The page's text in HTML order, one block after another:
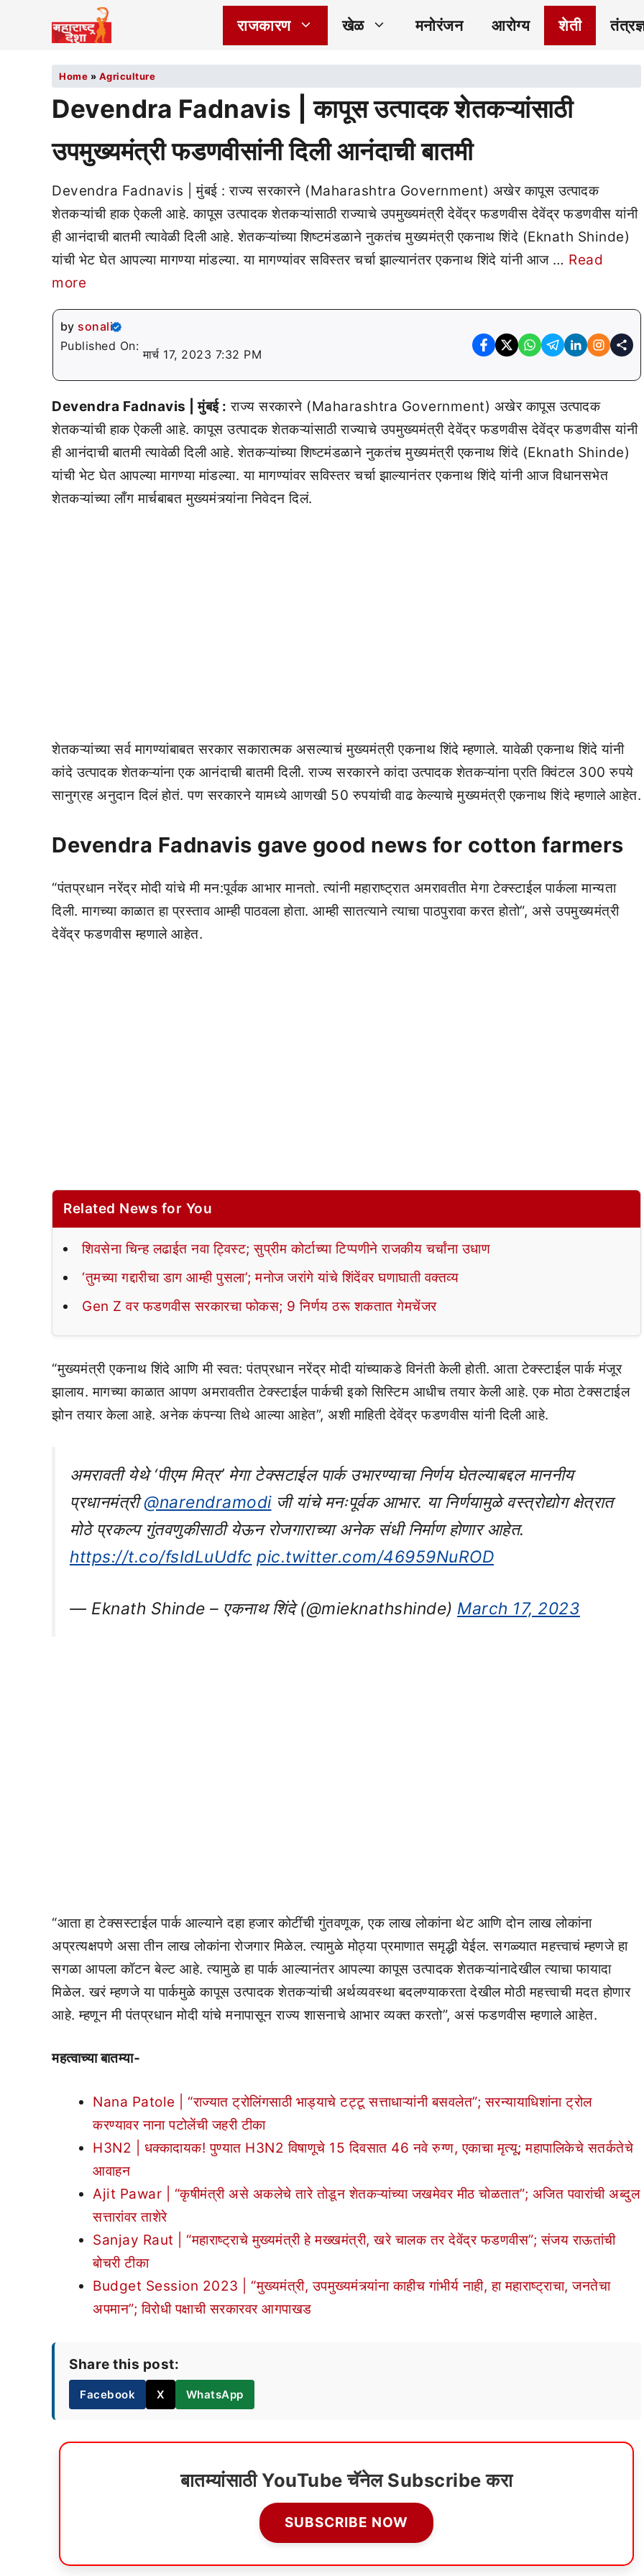
राजकारण खेळ मनोरंजन आरोग्य शेती
Home » Agriculture
Devendra Fadnavis | कापूस उत्पादक शेतकऱ्यांसाठी
उपमुख्यमंत्री फडणवीसांनी दिली आनंदाची बातमी
Devendra Fadnavis | मुंबई : राज्य सरकारने (Maharashtra Government) अखेर कापूस उत्पादक
शेतकऱ्यांची हाक ऐकली आहे. कापूस उत्पादक शेतकऱ्यांसाठी राज्याचे उपमुख्यमंत्री देवेंद्र फडणवीस देवेंद्र फडणवीस यांनी
ही आनंदाची बातमी त्यावेळी दिली आहे. शेतकऱ्यांच्या शिष्टमंडळाने नुकतंच मुख्यमंत्री एकनाथ शिंदे (Eknath Shinde)
यांची भेट घेत आपल्या मागण्या मांडल्या. या मागण्यांवर सविस्तर चर्चा झाल्यानंतर एकनाथ शिंदे यांनी आज … Read
more
by sonali
Published On:
मार्च 17, 2023 7:32 PM
Devendra Fadnavis | मुंबई : राज्य सरकारने (Maharashtra Government) अखेर कापूस उत्पादक
शेतकऱ्यांची हाक ऐकली आहे. कापूस उत्पादक शेतकऱ्यांसाठी राज्याचे उपमुख्यमंत्री देवेंद्र फडणवीस देवेंद्र फडणवीस यांनी
ही आनंदाची बातमी त्यावेळी दिली आहे. शेतकऱ्यांच्या शिष्टमंडळाने नुकतंच मुख्यमंत्री एकनाथ शिंदे (Eknath Shinde)
यांची भेट घेत आपल्या मागण्या मांडल्या. या मागण्यांवर सविस्तर चर्चा झाल्यानंतर एकनाथ शिंदे यांनी आज विधानसभेत
शेतकऱ्यांच्या लाँग मार्चबाबत मुख्यमंत्र्यांना निवेदन दिलं.
शेतकऱ्यांच्या सर्व मागण्यांबाबत सरकार सकारात्मक असल्याचं मुख्यमंत्री एकनाथ शिंदे म्हणाले. यावेळी एकनाथ शिंदे यांनी
कांदे उत्पादक शेतकऱ्यांना एक आनंदाची बातमी दिली. राज्य सरकारने कांदा उत्पादक शेतकऱ्यांना प्रति क्विंटल 300 रुपये
सानुग्रह अनुदान दिलं होतं. पण सरकारने यामध्ये आणखी 50 रुपयांची वाढ केल्याचे मुख्यमंत्री एकनाथ शिंदे म्हणाले आहेत.
Devendra Fadnavis gave good news for cotton farmers
“पंतप्रधान नरेंद्र मोदी यांचे मी मन:पूर्वक आभार मानतो. त्यांनी महाराष्ट्रात अमरावतीत मेगा टेक्स्टाईल पार्कला मान्यता
दिली. मागच्या काळात हा प्रस्ताव आम्ही पाठवला होता. आम्ही सातत्याने त्याचा पाठपुरावा करत होतो”, असे उपमुख्यमंत्री
देवेंद्र फडणवीस म्हणाले आहेत.
Related News for You
शिवसेना चिन्ह लढाईत नवा ट्विस्ट; सुप्रीम कोर्टाच्या टिप्पणीने राजकीय चर्चांना उधाण
‘तुमच्या गद्दारीचा डाग आम्ही पुसला’; मनोज जरांगे यांचे शिंदेंवर घणाघाती वक्तव्य
Gen Z वर फडणवीस सरकारचा फोकस; 9 निर्णय ठरू शकतात गेमचेंजर
“मुख्यमंत्री एकनाथ शिंदे आणि मी स्वत: पंतप्रधान नरेंद्र मोदी यांच्याकडे विनंती केली होती. आता टेक्स्टाईल पार्क मंजूर
झालाय. मागच्या काळात आपण अमरावतीत टेक्स्टाईल पार्कची इको सिस्टिम आधीच तयार केली आहे. एक मोठा टेक्सटाईल
झोन तयार केला आहे. अनेक कंपन्या तिथे आल्या आहेत”, अशी माहिती देवेंद्र फडणवीस यांनी दिली आहे.
अमरावती येथे ‘पीएम मित्र’ मेगा टेक्सटाईल पार्क उभारण्याचा निर्णय घेतल्याबद्दल माननीय
प्रधानमंत्री@narendramodiजी यांचे मनःपूर्वक आभार. या निर्णयामुळे वस्त्रोद्योग क्षेत्रात
मोठे प्रकल्प गुंतवणुकीसाठी येऊन रोजगाराच्या अनेक संधी निर्माण होणार आहेत.
https://t.co/fsIdLuUdfc pic.twitter.com/46959NuROD
— Eknath Shinde – एकनाथ शिंदे (@mieknathshinde) March 17, 2023
“आता हा टेक्सस्टाईल पार्क आल्याने दहा हजार कोटींची गुंतवणूक, एक लाख लोकांना थेट आणि दोन लाख लोकांना
अप्रत्यक्षपणे असा तीन लाख लोकांना रोजगार मिळेल. त्यामुळे मोठ्या प्रमाणात समृद्धी येईल. सगळ्यात महत्त्वाचं म्हणजे हा
सगळा आपला कॉटन बेल्ट आहे. त्यामुळे हा पार्क आल्यानंतर आपल्या कापूस उत्पादक शेतकऱ्यांनादेखील त्याचा फायादा
मिळेल. खरं म्हणजे या पार्कमुळे कापूस उत्पादक शेतकऱ्यांची अर्थव्यवस्था बदलण्याकरता देखील मोठी महत्त्वाची मदत होणार
आहे. म्हणून मी पंतप्रधान मोदी यांचे मनापासून राज्य शासनाचे आभार व्यक्त करतो”, असं फडणवीस म्हणाले आहेत.
महत्वाच्या बातम्या-
Nana Patole | “राज्यात ट्रोलिंगसाठी भाड्याचे टट्टू सत्ताधाऱ्यांनी बसवलेत”; सरन्यायाधिशांना ट्रोल
करण्यावर नाना पटोलेंची जहरी टीका
H3N2 | धक्कादायक! पुण्यात H3N2 विषाणूचे 15 दिवसात 46 नवे रुग्ण, एकाचा मृत्यू; महापालिकेचे सतर्कतेचे
आवाहन
Ajit Pawar | “कृषीमंत्री असे अकलेचे तारे तोडून शेतकऱ्यांच्या जखमेवर मीठ चोळतात”; अजित पवारांची अब्दुल
सत्तारांवर ताशेरे
Sanjay Raut | “महाराष्ट्राचे मुख्यमंत्री हे मख्खमंत्री, खरे चालक तर देवेंद्र फडणवीस”; संजय राऊतांची
बोचरी टीका
Budget Session 2023 | “मुख्यमंत्री, उपमुख्यमंत्र्यांना काहीच गांभीर्य नाही, हा महाराष्ट्राचा, जनतेचा
अपमान”; विरोधी पक्षाची सरकारवर आगपाखड
Share this post:
Facebook X WhatsApp
बातम्यांसाठी YouTube चॅनेल Subscribe करा
SUBSCRIBE NOW